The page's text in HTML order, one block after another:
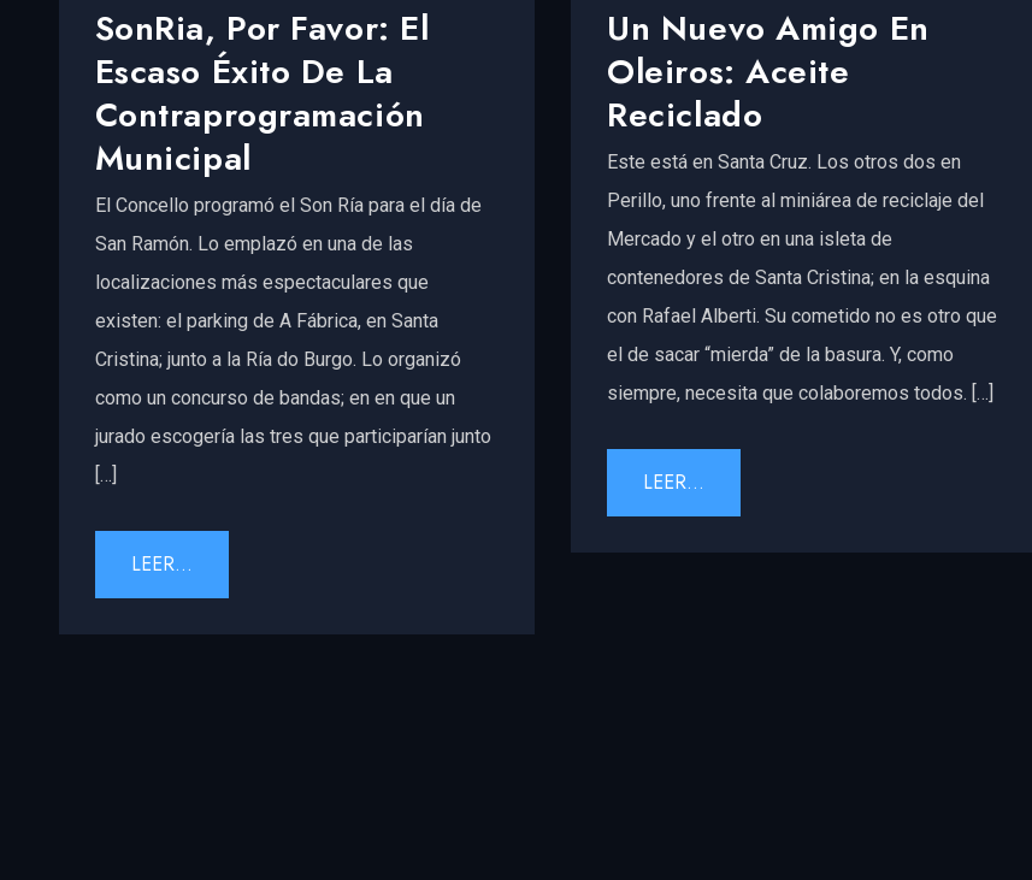
SonRia, Por Favor: El
Escaso Éxito De La
Contraprogramación
Municipal
El Concello programó el Son Ría para el día de
San Ramón. Lo emplazó en una de las
localizaciones más espectaculares que
existen: el parking de A Fábrica, en Santa
Cristina; junto a la Ría do Burgo. Lo organizó
como un concurso de bandas; en en que un
jurado escogería las tres que participarían junto
[…]
LEER...
Un Nuevo Amigo En
Oleiros: Aceite
Reciclado
Este está en Santa Cruz. Los otros dos en
Perillo, uno frente al miniárea de reciclaje del
Mercado y el otro en una isleta de
contenedores de Santa Cristina; en la esquina
con Rafael Alberti. Su cometido no es otro que
el de sacar “mierda” de la basura. Y, como
siempre, necesita que colaboremos todos. […]
LEER...